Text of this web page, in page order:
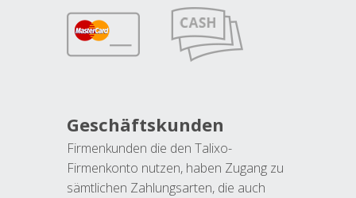
Geschäftskunden
Firmenkunden die den Talixo-
Firmenkonto nutzen, haben Zugang zu
sämtlichen Zahlungsarten, die auch